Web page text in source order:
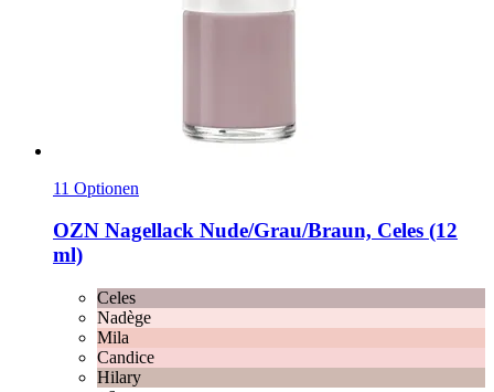
11 Optionen
OZN Nagellack Nude/Grau/Braun, Celes (12
ml)
Celes
Nadège
Mila
Candice
Hilary